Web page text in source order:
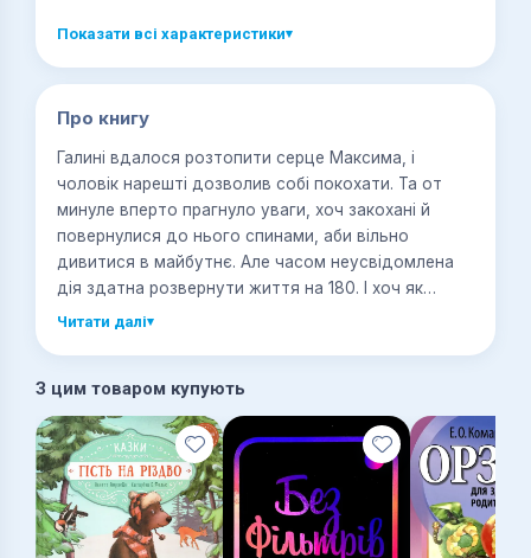
Показати всі характеристики▾
Про книгу
Галині вдалося розтопити серце Максима, і
чоловік нарешті дозволив собі покохати. Та от
минуле вперто прагнуло уваги, хоч закохані й
повернулися до нього спинами, аби вільно
дивитися в майбутнє. Але часом неусвідомлена
дія здатна розвернути життя на 180. І хоч як
прагнемо розпочати заново, нас не відпустить,
Читати далі▾
З цим товаром купують